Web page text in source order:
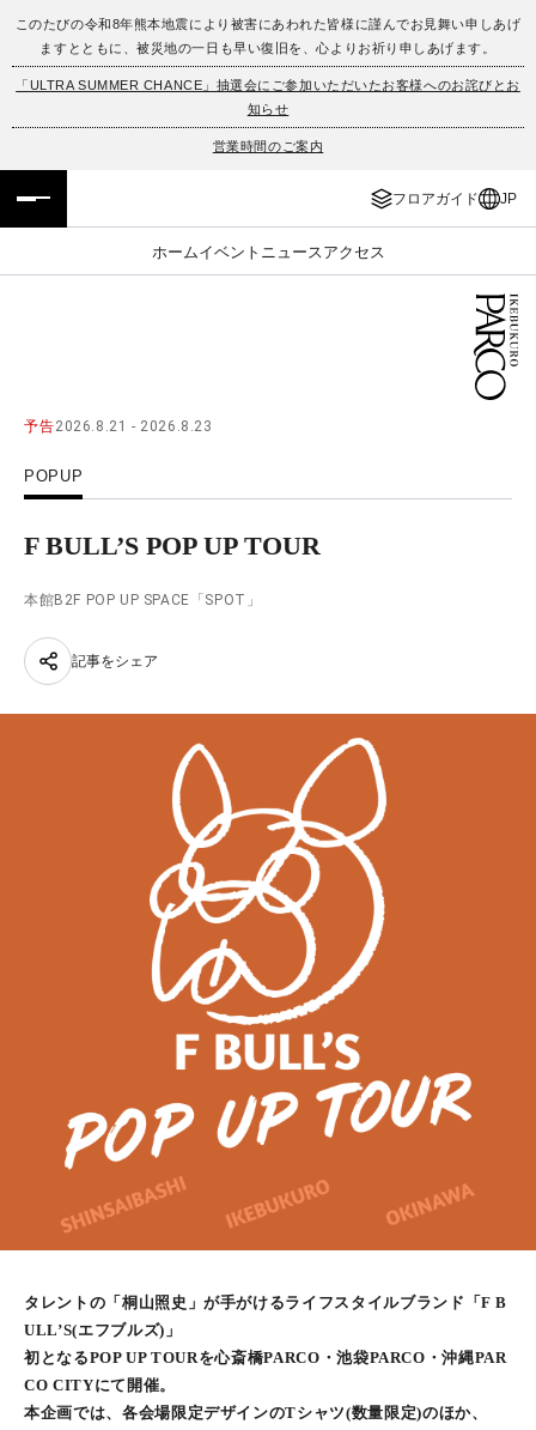
このたびの令和8年熊本地震により被害にあわれた皆様に謹んでお見舞い申しあげ
ますとともに、被災地の一日も早い復旧を、心よりお祈り申しあげます。
「ULTRA SUMMER CHANCE」抽選会にご参加いただいたお客様へのお詫びとお
知らせ
営業時間のご案内
フロアガイド JP
ホームイベント ニュース アクセス
フロアガイド
施設案内・アクセス
JP
ENGLISH
繁体字
予告2026.8.21 - 2026.8.23
POPUP
F BULL’S POP UP TOUR
本館B2F POP UP SPACE「SPOT」
記事をシェア
タレントの「桐山照史」が手がけるライフスタイルブランド「F B
ULL’S(エフブルズ)」
初となるPOP UP TOURを心斎橋PARCO・池袋PARCO・沖縄PAR
CO CITYにて開催。
本企画では、各会場限定デザインのTシャツ(数量限定)のほか、